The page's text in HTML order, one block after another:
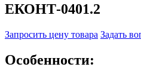
ЕКОНТ-0401.2
Запросить цену товара Задать
Особенности: